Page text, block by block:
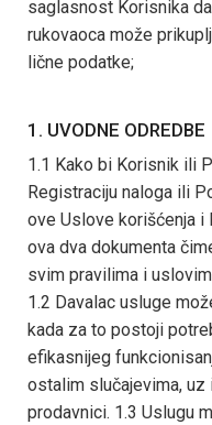
saglasnost Korisnika
rukovaoca može
lične podatke;
1. UVODNE ODREDBE
1.1 Kako bi Korisnik ili
Registraciju naloga ili
ove Uslove korišćenja
ova dva dokumenta
svim pravilima i
1.2 Davalac usluge
kada za to postoji
efikasnijeg
ostalim slučajevima,
prodavnici. 1.3 Uslugu